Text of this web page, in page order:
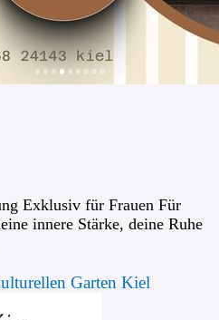
Exklusiv für Frauen Für
innere Stärke, deine Ruhe
Garten Kiel